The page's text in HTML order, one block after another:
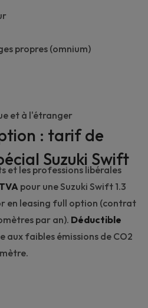
propres (omnium)
et à l'étranger
: tarif de
Suzuki Swift
et les professions libérales
pour uneSuzuki Swift 1.3
en leasing full option (contrat
par an). Déductible
aux faibles émissions de CO2